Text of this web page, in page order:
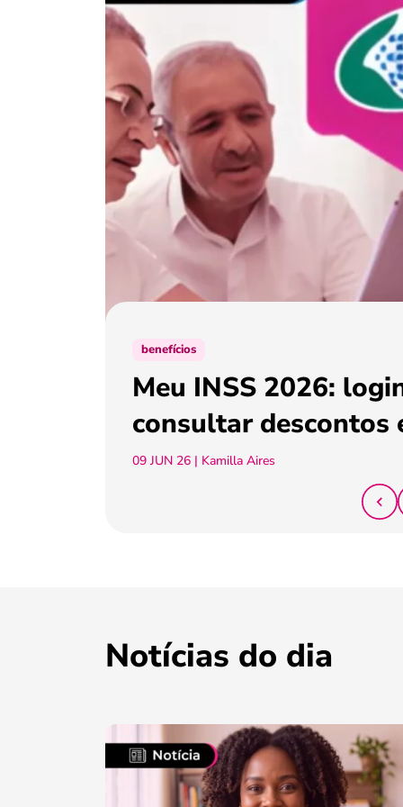
benefícios
Meu INSS 2026:
consultar descontos
09 JUN 26 | Kamilla Aires
Notícias do dia